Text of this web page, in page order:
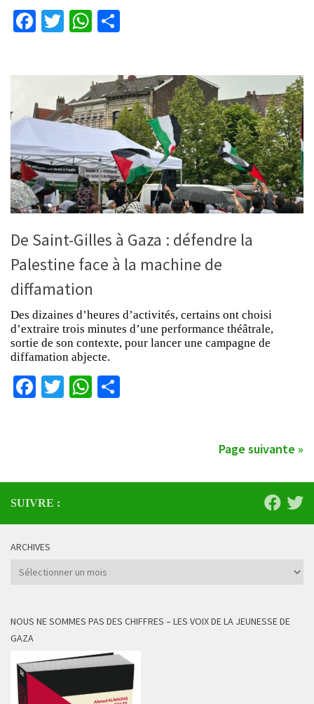
Facebook
TwitterWhatsApp
De Saint-Gilles à Gaza : défendre la
Palestine face à la machine de
diffamation
Des dizaines d’heures d’activités, certains ont choisi
d’extraire trois minutes d’une performance théâtrale,
sortie de son contexte, pour lancer une campagne de
diffamation abjecte.
Facebook
TwitterWhatsApp
Page suivante »
SUIVRE :
ARCHIVES
Archives
NOUS NE SOMMES PAS DES CHIFFRES – LES VOIX DE LA JEUNESSE DE
GAZA